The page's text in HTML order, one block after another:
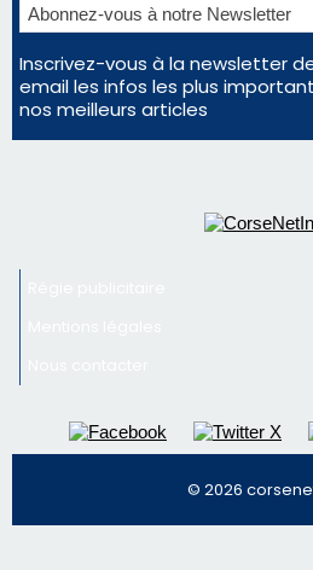
Régie publicitaire
Mentions légales
Nous contacter